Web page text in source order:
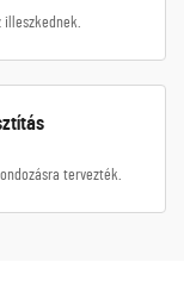
illeszkednek.
tervezték.